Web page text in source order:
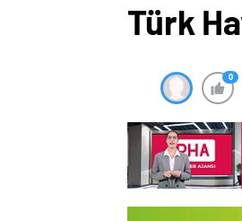
Türk
0